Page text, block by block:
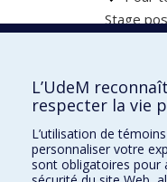
Stage
Nouvelle
date limite:
Le29
L’UdeM
respecter la vie
L’utilisation de
personnaliser votre
sont obligatoires pour